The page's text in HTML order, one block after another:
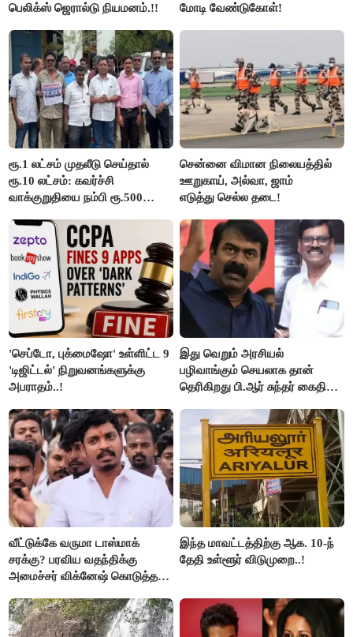
பெலிக்ஸ் ஜெரால்டு நியமனம்.!!
மோடி வேண்டுகோள்!
ரூ.1 லட்சம் முதலீடு செய்தால்
ரூ.10 லட்சம்: கவர்ச்சி
வாக்குறுதியை நம்பி ரூ.500
மக்கள்!
சென்னை விமான நிலையத்தில்
ஊறுகாய், அல்வா, ஜாம்
எடுத்து செல்ல தடை!
'செப்டோ, புக்மைஷோ' உள்ளிட்ட 9
'டிஜிட்டல்' நிறுவனங்களுக்கு
அபராதம்..!
இது வெறும் அரசியல்
பழிவாங்கும் செயலாக தான்
தெரிகிறது பி.ஆர் சுந்தர் கைதிற்கு
வீட்டுக்கே வருமா டாஸ்மாக்
சரக்கு? பரவிய வதந்திக்கு
அமைச்சர் விக்னேஷ் கொடுத்த
இந்த மாவட்டத்திற்கு ஆக. 10-ந்
தேதி உள்ளூர் விடுமுறை..!